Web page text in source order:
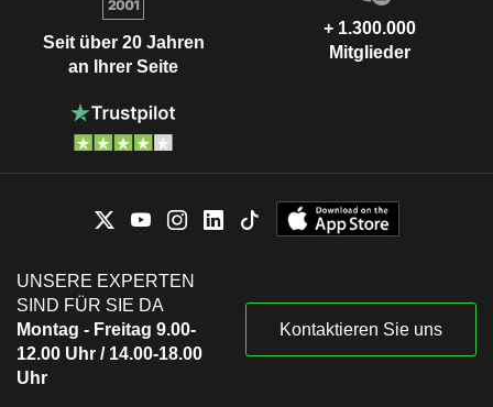
Seit über 20 Jahren
an Ihrer Seite
+ 1.300.000
Mitglieder
UNSERE EXPERTEN
SIND FÜR SIE DA
Montag - Freitag 9.00-
12.00 Uhr / 14.00-18.00
Uhr
Kontaktieren Sie uns